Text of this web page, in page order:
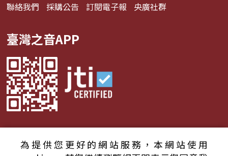
聯絡我們 採購公告 訂閱電子報 央廣社群
臺灣之音APP
為提供您更好的網站服務，本網站使用